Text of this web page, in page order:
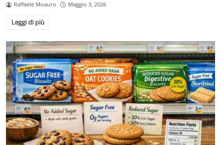
Raffaele Moauro Maggio 3, 2026
Leggi di più